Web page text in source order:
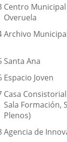
Centro Municipal
Overuela
Archivo
Santa Ana
Espacio Joven
Casa
Sala Formación,
Plenos)
Agencia de